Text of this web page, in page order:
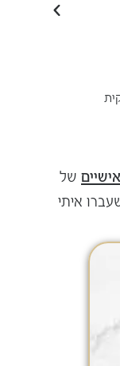
של
איתי